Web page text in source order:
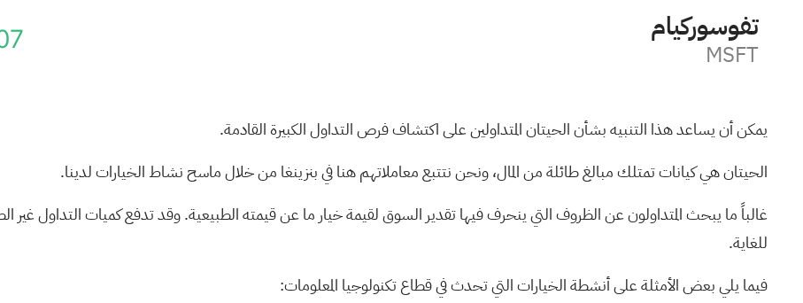
مايكروسوفت
MSFT
يمكن أن يساعد هذا التنبيه بشأن الحيتان المتداولين على اكتشاف فرص التداول الكبيرة القادمة.
الحيتان هي كيانات تمتلك مبالغ طائلة من المال، ونحن نتتبع معاملاتهم هنا في بنزينغا من خلال ماسح نشاط الخيارات لدينا.
غالباً ما يبحث المتداولون عن الظروف التي ينحرف فيها تقدير السوق لقيمة خيار ما عن قيمته الطبيعية. وقد تدفع كميات التداول غير
للغاية.
فيما يلي بعض الأمثلة على أنشطة الخيارات التي تحدث في قطاع تكنولوجيا المعلومات: